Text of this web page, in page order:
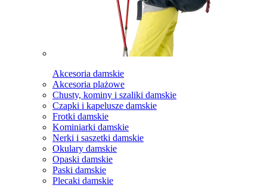
Akcesoria damskie
Akcesoria plażowe
Chusty, kominy i szaliki damskie
Czapki i kapelusze damskie
Frotki damskie
Kominiarki damskie
Nerki i saszetki damskie
Okulary damskie
Opaski damskie
Paski damskie
Plecaki damskie